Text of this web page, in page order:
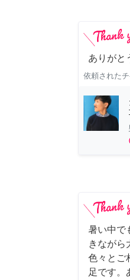
ありがと
依頼されたチ
暑い中で
きながら
色々とご
足です。